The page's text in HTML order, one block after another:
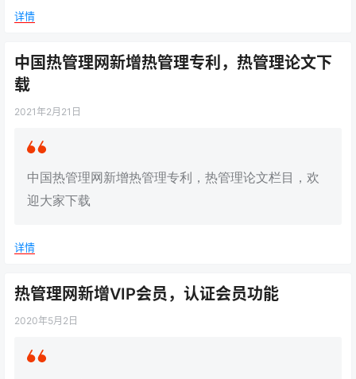
详情
中国热管理网新增热管理专利，热管理论文下
载
2021年2月21日
中国热管理网新增热管理专利，热管理论文栏目，欢
迎大家下载
详情
热管理网新增VIP会员，认证会员功能
2020年5月2日